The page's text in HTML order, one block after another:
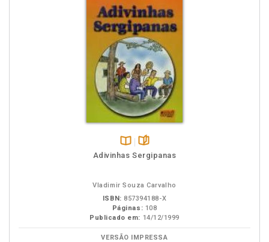
Disponível
páginas
Adivinhas Sergipanas
Vladimir Souza Carvalho
ISBN: 857394188-X
Páginas: 108
Publicado em: 14/12/1999
VERSÃO IMPRESSA